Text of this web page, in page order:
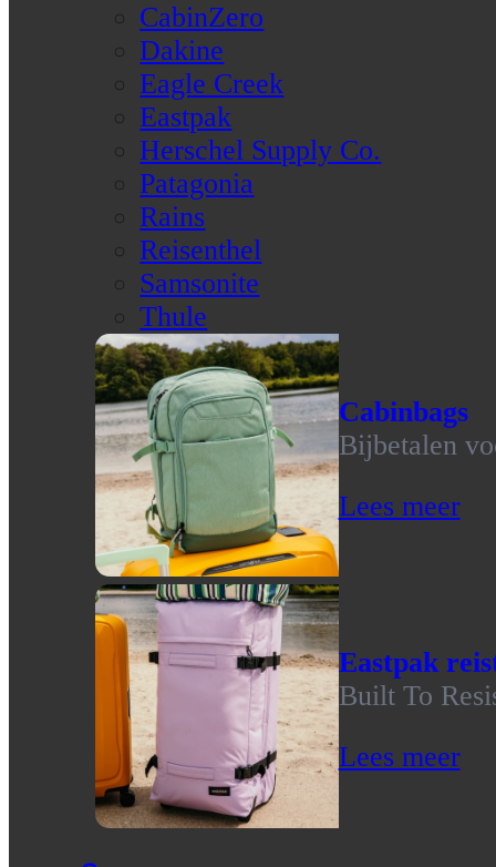
CabinZero
Dakine
Eagle Creek
Eastpak
Herschel Supply Co.
Patagonia
Rains
Reisenthel
Samsonite
Thule
Cabinbags
Bijbetalen
Lees meer
Eastpak
Built To
Lees meer